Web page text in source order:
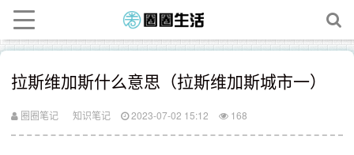
拉斯维加斯什么意思（拉斯维加斯城市一）
圈圈笔记 知识笔记 2023-07-02 15:12 168